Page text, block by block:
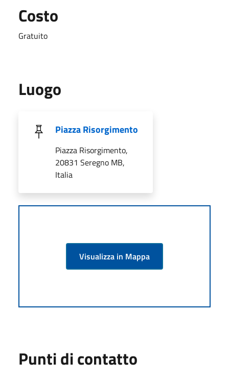
Costo
Gratuito
Luogo
Piazza Risorgimento
Piazza Risorgimento,
20831 Seregno MB,
Italia
Visualizza in Mappa
Punti di contatto